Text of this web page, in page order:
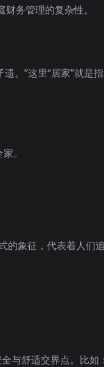
务管理的复杂性。
。”这里“居家”就是
。
的象征，代表着人们
与舒适交界点。比如